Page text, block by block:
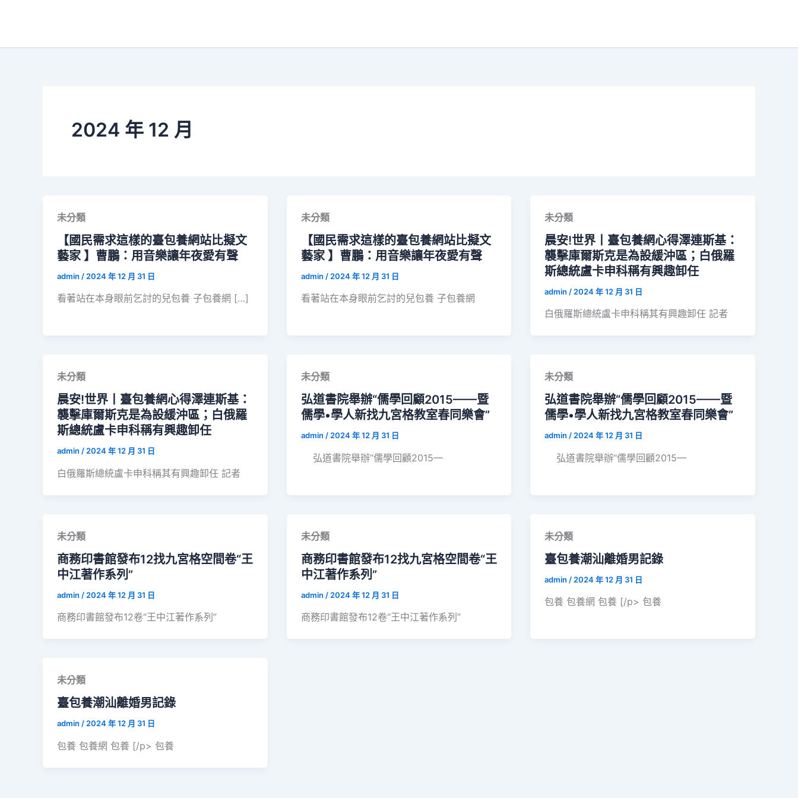
2024 年 12 月
未分類
【國民需求這樣的臺包養網站比擬文
藝家 】曹鵬：用音樂讓年夜愛有聲
admin / 2024 年 12 月 31 日
看著站在本身眼前乞討的兒包養 子包養網 […]
未分類
【國民需求這樣的臺包養網站比擬文
藝家 】曹鵬：用音樂讓年夜愛有聲
admin / 2024 年 12 月 31 日
看著站在本身眼前乞討的兒包養 子包養網
未分類
晨安!世界丨臺包養網心得澤連斯基：
襲擊庫爾斯克是為設緩沖區；白俄羅
斯總統盧卡申科稱有興趣卸任
admin / 2024 年 12 月 31 日
白俄羅斯總統盧卡申科稱其有興趣卸任 記者
未分類
晨安!世界丨臺包養網心得澤連斯基：
襲擊庫爾斯克是為設緩沖區；白俄羅
斯總統盧卡申科稱有興趣卸任
admin / 2024 年 12 月 31 日
白俄羅斯總統盧卡申科稱其有興趣卸任 記者
未分類
弘道書院舉辦“儒學回顧2015——暨
儒學•學人新找九宮格教室春同樂會”
admin / 2024 年 12 月 31 日
弘道書院舉辦“儒學回顧2015—
未分類
弘道書院舉辦“儒學回顧2015——暨
儒學•學人新找九宮格教室春同樂會”
admin / 2024 年 12 月 31 日
弘道書院舉辦“儒學回顧2015—
未分類
商務印書館發布12找九宮格空間卷“王
中江著作系列”
admin / 2024 年 12 月 31 日
商務印書館發布12卷“王中江著作系列”
未分類
商務印書館發布12找九宮格空間卷“王
中江著作系列”
admin / 2024 年 12 月 31 日
商務印書館發布12卷“王中江著作系列”
未分類
臺包養潮汕離婚男記錄
admin / 2024 年 12 月 31 日
包養 包養網 包養 [/p> 包養
未分類
臺包養潮汕離婚男記錄
admin / 2024 年 12 月 31 日
包養 包養網 包養 [/p> 包養